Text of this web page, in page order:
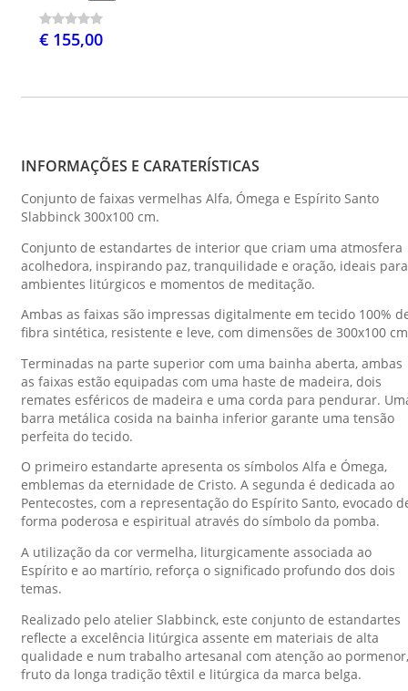
€ 155,00
INFORMAÇÕES E CARATERÍSTICAS
Conjunto de faixas vermelhas Alfa, Ómega e Espírito Santo
Slabbinck 300x100 cm.
Conjunto de estandartes de interior que criam uma atmosfera
acolhedora, inspirando paz, tranquilidade e oração, ideais para
ambientes litúrgicos e momentos de meditação.
Ambas as faixas são impressas digitalmente em tecido 100%
fibra sintética, resistente e leve, com dimensões de 300x100
Terminadas na parte superior com uma bainha aberta, ambas
as faixas estão equipadas com uma haste de madeira, dois
remates esféricos de madeira e uma corda para pendurar.
barra metálica cosida na bainha inferior garante uma tensão
perfeita do tecido.
O primeiro estandarte apresenta os símbolos Alfa e Ómega,
emblemas da eternidade de Cristo. A segunda é dedicada ao
Pentecostes, com a representação do Espírito Santo, evocado
forma poderosa e espiritual através do símbolo da pomba.
A utilização da cor vermelha, liturgicamente associada ao
Espírito e ao martírio, reforça o significado profundo dos dois
temas.
Realizado pelo atelier Slabbinck, este conjunto de estandartes
reflecte a excelência litúrgica assente em materiais de alta
qualidade e num trabalho artesanal com atenção ao pormenor,
fruto da longa tradição têxtil e litúrgica da marca belga.